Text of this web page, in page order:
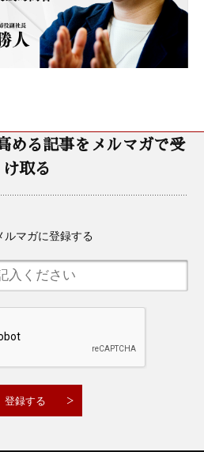
める記事をメルマガで受
け取る
ルマガに登録する